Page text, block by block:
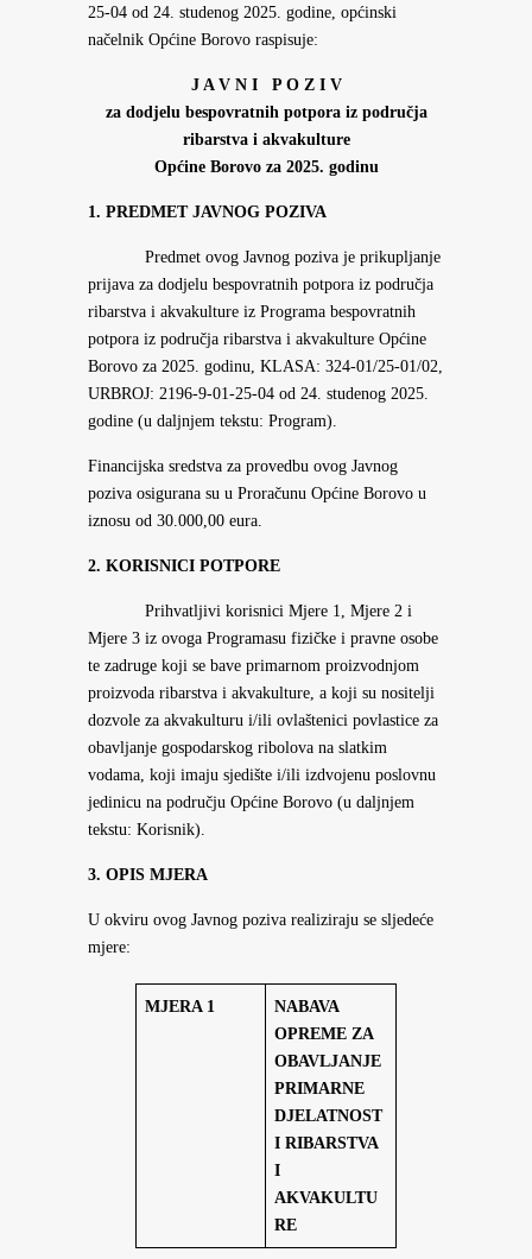
25-04 od 24. studenog 2025. godine, općinski
načelnik Općine Borovo raspisuje:
J A V N I P O Z I V
za dodjelu bespovratnih potpora iz područja
ribarstva i akvakulture
Općine Borovo za 2025. godinu
1. PREDMET JAVNOG POZIVA
Predmet ovog Javnog poziva je prikupljanje
prijava za dodjelu bespovratnih potpora iz područja
ribarstva i akvakulture iz Programa bespovratnih
potpora iz područja ribarstva i akvakulture Općine
Borovo za 2025. godinu, KLASA: 324-01/25-01/02,
URBROJ: 2196-9-01-25-04 od 24. studenog 2025.
godine (u daljnjem tekstu: Program).
Financijska sredstva za provedbu ovog Javnog
poziva osigurana su u Proračunu Općine Borovo u
iznosu od 30.000,00 eura.
2. KORISNICI POTPORE
Prihvatljivi korisnici Mjere 1, Mjere 2 i
Mjere 3 iz ovoga Programasu fizičke i pravne osobe
te zadruge koji se bave primarnom proizvodnjom
proizvoda ribarstva i akvakulture, a koji su nositelji
dozvole za akvakulturu i/ili ovlaštenici povlastice za
obavljanje gospodarskog ribolova na slatkim
vodama, koji imaju sjedište i/ili izdvojenu poslovnu
jedinicu na području Općine Borovo (u daljnjem
tekstu: Korisnik).
3. OPIS MJERA
U okviru ovog Javnog poziva realiziraju se sljedeće
mjere:
MJERA 1
NABAVA
OPREME ZA
OBAVLJANJE
PRIMARNE
DJELATNOST
I RIBARSTVA
I
AKVAKULTU
RE